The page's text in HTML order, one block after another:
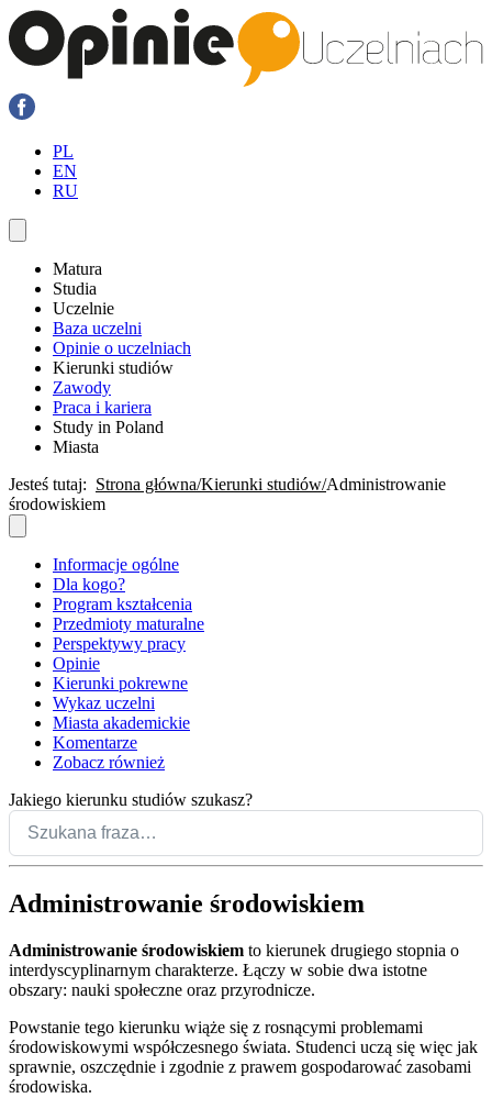
PL
EN
RU
Matura
Studia
Uczelnie
Baza uczelni
Opinie o uczelniach
Kierunki studiów
Zawody
Praca i kariera
Study in Poland
Miasta
Jesteś tutaj: Strona główna Kierunki studiów Administrowanie
środowiskiem
Informacje ogólne
Dla kogo?
Program kształcenia
Przedmioty maturalne
Perspektywy pracy
Opinie
Kierunki pokrewne
Wykaz uczelni
Miasta akademickie
Komentarze
Zobacz również
Jakiego kierunku studiów szukasz?
Administrowanie środowiskiem
Administrowanie środowiskiem to kierunek drugiego stopnia o
interdyscyplinarnym charakterze. Łączy w sobie dwa istotne
obszary: nauki społeczne oraz przyrodnicze.
Powstanie tego kierunku wiąże się z rosnącymi problemami
środowiskowymi współczesnego świata. Studenci uczą się więc jak
sprawnie, oszczędnie i zgodnie z prawem gospodarować zasobami
środowiska.